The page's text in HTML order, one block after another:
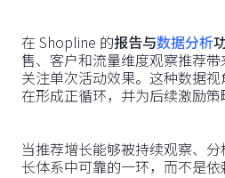
在 Shopline 的报告与数据分析
售、客户和流量维度观察推荐
关注单次活动效果。这种数据
在形成正循环，并为后续激励策
当推荐增长能够被持续观察、
长体系中可靠的一环，而不是依